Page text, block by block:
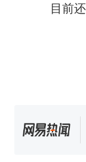
目前